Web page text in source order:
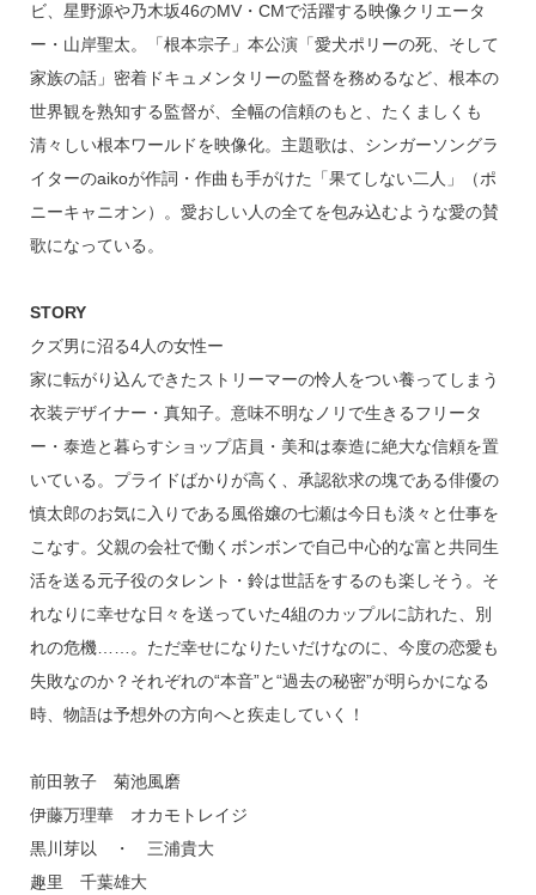
ビ、星野源や乃木坂46のMV・CMで活躍する映像クリエータ
ー・山岸聖太。「根本宗子」本公演「愛犬ポリーの死、そして
家族の話」密着ドキュメンタリーの監督を務めるなど、根本の
世界観を熟知する監督が、全幅の信頼のもと、たくましくも
清々しい根本ワールドを映像化。主題歌は、シンガーソングラ
イターのaikoが作詞・作曲も手がけた「果てしない二人」（ポ
ニーキャニオン）。愛おしい人の全てを包み込むような愛の賛
歌になっている。
STORY
クズ男に沼る4人の女性ー
家に転がり込んできたストリーマーの怜人をつい養ってしまう
衣装デザイナー・真知子。意味不明なノリで生きるフリータ
ー・泰造と暮らすショップ店員・美和は泰造に絶大な信頼を置
いている。プライドばかりが高く、承認欲求の塊である俳優の
慎太郎のお気に入りである風俗嬢の七瀬は今日も淡々と仕事を
こなす。父親の会社で働くボンボンで自己中心的な富と共同生
活を送る元子役のタレント・鈴は世話をするのも楽しそう。そ
れなりに幸せな日々を送っていた4組のカップルに訪れた、別
れの危機……。ただ幸せになりたいだけなのに、今度の恋愛も
失敗なのか？それぞれの“本音”と“過去の秘密”が明らかになる
時、物語は予想外の方向へと疾走していく！
前田敦子 菊池風磨
伊藤万理華 オカモトレイジ
黒川芽以 ・ 三浦貴大
趣里 千葉雄大